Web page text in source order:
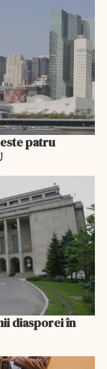
patru
diasporei în